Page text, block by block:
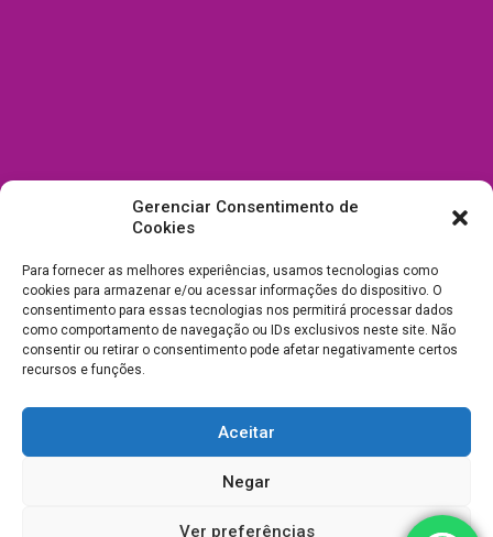
Gerenciar Consentimento de
Cookies
Para fornecer as melhores experiências, usamos tecnologias como
cookies para armazenar e/ou acessar informações do dispositivo. O
consentimento para essas tecnologias nos permitirá processar dados
como comportamento de navegação ou IDs exclusivos neste site. Não
consentir ou retirar o consentimento pode afetar negativamente certos
recursos e funções.
Aceitar
Negar
Ver preferências
Todos Direitos Reservados a Drica Enfeites Pet Shop - CNPJ:
03.238.240/0001-39 -Desenvolvimento e Suporte